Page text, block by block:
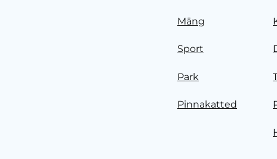
Mäng
Sport
Park
Pinnakatted